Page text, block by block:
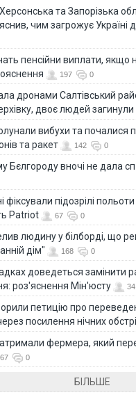
та Запорізька
чим загрожує Україні
пенсійни виплати, якщо
197 0
дронами Салтівський
двоє людей загинули
вибухи та почалися
та ракет
142 0
Бєлгороду вночі не дала
фіксували підозрілі
Patriot
67 0
людину у білборді, що
дім"
168 0
доведеться замінити
роз'яснення Мін'юсту
петицію про
посилення нічних
фермера, який
0
БІЛЬШЕ